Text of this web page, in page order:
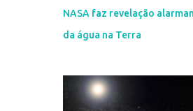
NASA faz revelação
da água na Terra